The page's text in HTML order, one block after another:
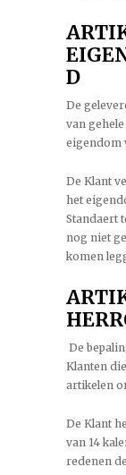
D
De
van
eigendom
De Klant
het
Standaert
nog niet
komen
De
Klanten
artikelen
De Klant
van 14
redenen